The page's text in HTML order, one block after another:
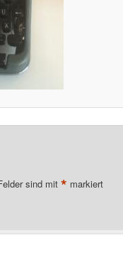
sind mit * markiert